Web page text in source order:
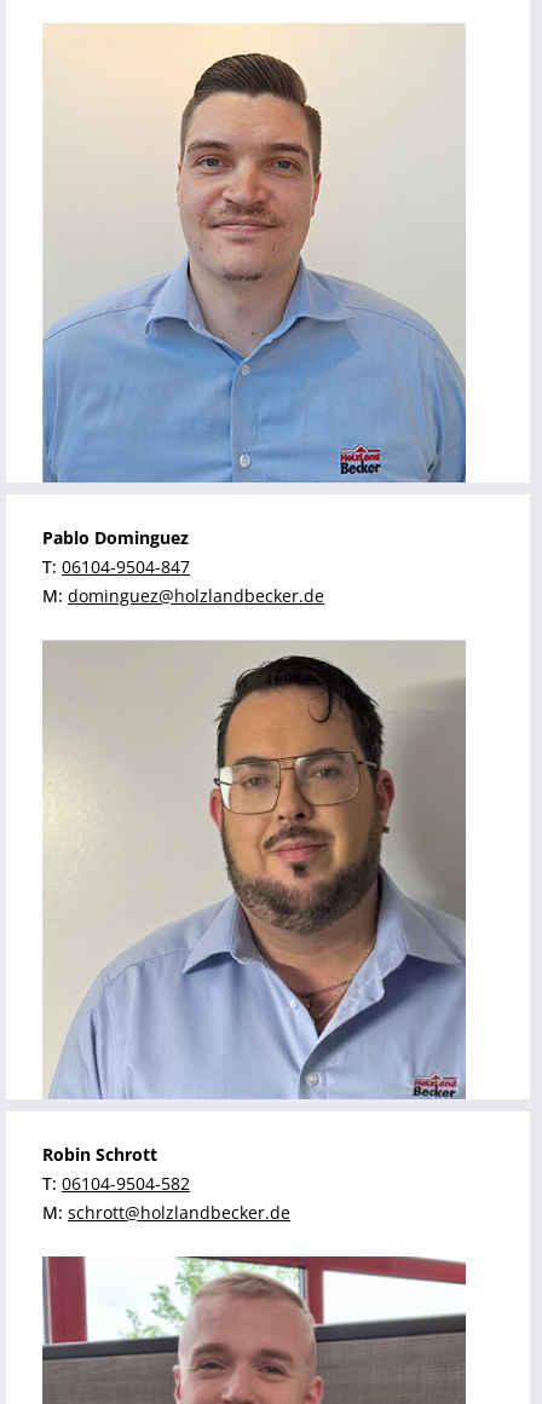
Pablo Dominguez
T: 06104-9504-847
M: dominguez@holzlandbecker.de
Robin Schrott
T: 06104-9504-582
M: schrott@holzlandbecker.de